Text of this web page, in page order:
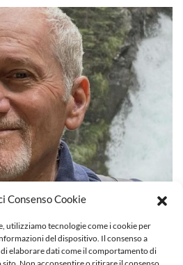
Consenso Cookie
utilizziamo tecnologie come i cookie per
del dispositivo. Il consenso a
elaborare dati come il comportamento di